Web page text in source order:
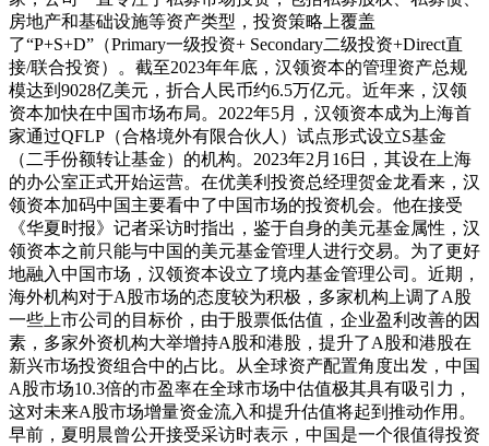
房地产和基础设施等资产类型，投资策略上覆盖
了“P+S+D”（Primary一级投资+ Secondary二级投资+Direct直
接/联合投资）。截至2023年年底，汉领资本的管理资产总规
模达到9028亿美元，折合人民币约6.5万亿元。近年来，汉领
资本加快在中国市场布局。2022年5月，汉领资本成为上海首
家通过QFLP（合格境外有限合伙人）试点形式设立S基金
（二手份额转让基金）的机构。2023年2月16日，其设在上海
的办公室正式开始运营。在优美利投资总经理贺金龙看来，汉
领资本加码中国主要看中了中国市场的投资机会。他在接受
《华夏时报》记者采访时指出，鉴于自身的美元基金属性，汉
领资本之前只能与中国的美元基金管理人进行交易。为了更好
地融入中国市场，汉领资本设立了境内基金管理公司。近期，
海外机构对于A股市场的态度较为积极，多家机构上调了A股
一些上市公司的目标价，由于股票低估值，企业盈利改善的因
素，多家外资机构大举增持A股和港股，提升了A股和港股在
新兴市场投资组合中的占比。从全球资产配置角度出发，中国
A股市场10.3倍的市盈率在全球市场中估值极其具有吸引力，
这对未来A股市场增量资金流入和提升估值将起到推动作用。
早前，夏明晨曾公开接受采访时表示，中国是一个很值得投资